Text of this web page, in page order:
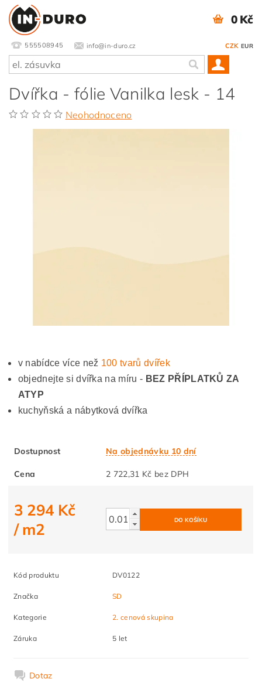
555508945 info@in-duro.cz CZK EUR
0 Kč
Dvířka - fólie Vanilka lesk - 14
Neohodnoceno
v nabídce více než 100 tvarů dvířek
objednejte si dvířka na míru - BEZ PŘÍPLATKŮ ZA
ATYP
kuchyňská a nábytková dvířka
Dostupnost Na objednávku 10 dní
Cena 2 722,31 Kč bez DPH
3 294 Kč
/ m2
Kód produktu DV0122
Značka SD
Kategorie 2. cenová skupina
Záruka 5 let
Dotaz